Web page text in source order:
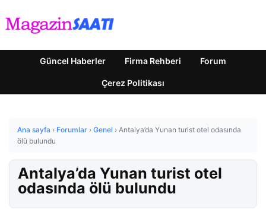
Güncel Haberler Firma Rehberi Forum
Çerez Politikası
Ana sayfa › Forumlar › Genel › Antalya’da Yunan turist otel odasında
ölü bulundu
Antalya’da Yunan turist otel
odasında ölü bulundu